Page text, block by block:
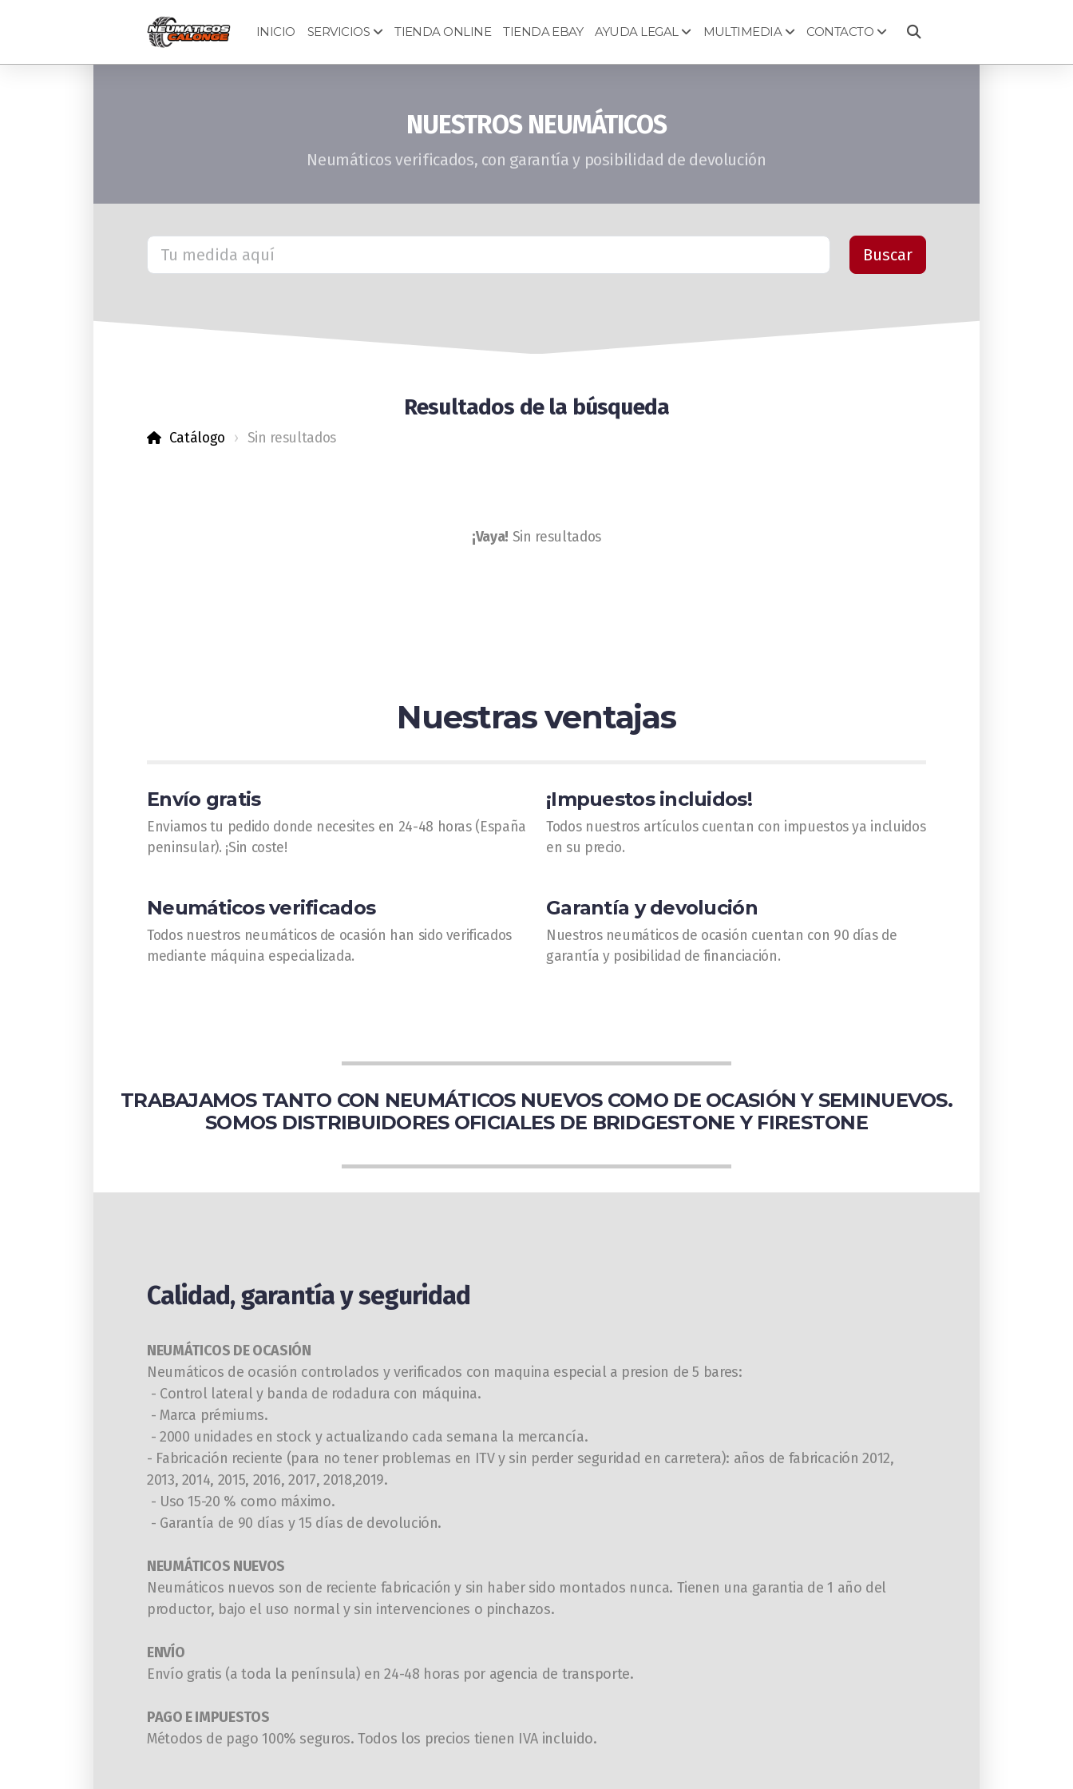
INICIO SERVICIOS TIENDA ONLINE TIENDA EBAY AYUDA LEGAL MULTIMEDIA CONTACTO
NUESTROS NEUMÁTICOS
Neumáticos verificados, con garantía y posibilidad de devolución
Resultados de la búsqueda
Catálogo Sin resultados
¡Vaya! Sin resultados
Nuestras ventajas
Envío gratis
Enviamos tu pedido donde necesites en 24-48 horas (España
peninsular). ¡Sin coste!
¡Impuestos incluidos!
Todos nuestros artículos cuentan con impuestos ya incluidos
en su precio.
Neumáticos verificados
Todos nuestros neumáticos de ocasión han sido verificados
mediante máquina especializada.
Garantía y devolución
Nuestros neumáticos de ocasión cuentan con 90 días de
garantía y posibilidad de financiación.
TRABAJAMOS TANTO CON NEUMÁTICOS NUEVOS COMO DE OCASIÓN Y SEMINUEVOS.
SOMOS DISTRIBUIDORES OFICIALES DE BRIDGESTONE Y FIRESTONE
Calidad, garantía y seguridad
NEUMÁTICOS DE OCASIÓN
Neumáticos de ocasión controlados y verificados con maquina especial a presion de 5 bares:
- Control lateral y banda de rodadura con máquina.
- Marca prémiums.
- 2000 unidades en stock y actualizando cada semana la mercancía.
- Fabricación reciente (para no tener problemas en ITV y sin perder seguridad en carretera): años de fabricación 2012,
2013, 2014, 2015, 2016, 2017, 2018,2019.
- Uso 15-20 % como máximo.
- Garantía de 90 días y 15 días de devolución.
NEUMÁTICOS NUEVOS
Neumáticos nuevos son de reciente fabricación y sin haber sido montados nunca. Tienen una garantia de 1 año del
productor, bajo el uso normal y sin intervenciones o pinchazos.
ENVÍO
Envío gratis (a toda la península) en24-48 horas por agencia de transporte.
PAGO E IMPUESTOS
Métodos de pago 100% seguros. Todos los precios tienen IVA incluido.